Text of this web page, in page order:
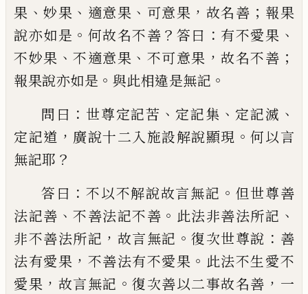
果 、妙果 、 適意果 、 可意果 ， 故名善 ； 報果
說亦如是 。 何故名不善 ？ 答曰 ： 有不愛果 、
不妙果 、不適意果 、 不可意果 ，故名不善 ；
報果說亦如是 。 與此相違是無記 。
問曰 ： 世尊定記苦 、 定記集 、 定記滅 、
定記道 ， 廣說十二入施設解說顯現 。何以言
無記耶 ？
答曰 ：不以不解說故言無記 。 但世尊善
法記善 、不善法記不善 。 此法非善法所記 、
非不善法所記 ， 故言無記 。復次世尊說 ： 善
法有愛果 ， 不善法有不愛果 。 此法不生愛不
愛果 ， 故言無記 。復次善以二事故名善 ， 一